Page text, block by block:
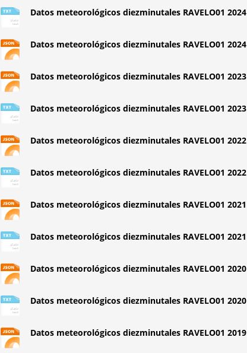
Datos meteorológicos diezminutales RAVELO01 2024
Datos meteorológicos diezminutales RAVELO01 2024
Datos meteorológicos diezminutales RAVELO01 2023
Datos meteorológicos diezminutales RAVELO01 2023
Datos meteorológicos diezminutales RAVELO01 2022
Datos meteorológicos diezminutales RAVELO01 2022
Datos meteorológicos diezminutales RAVELO01 2021
Datos meteorológicos diezminutales RAVELO01 2021
Datos meteorológicos diezminutales RAVELO01 2020
Datos meteorológicos diezminutales RAVELO01 2020
Datos meteorológicos diezminutales RAVELO01 2019